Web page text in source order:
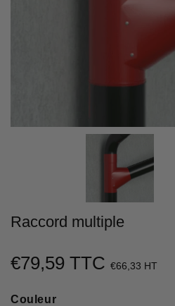
Raccord multiple
€79,59 TTC €66,33 HT
price
Couleur